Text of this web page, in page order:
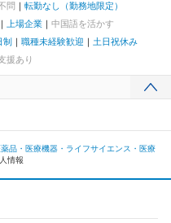
問
転勤なし（勤務地限定）
上場企業
中国語を活かす
制 職種未経験歓迎
土日祝休み
援あり
薬品・医療機器・ライフサイエンス・医療
情報